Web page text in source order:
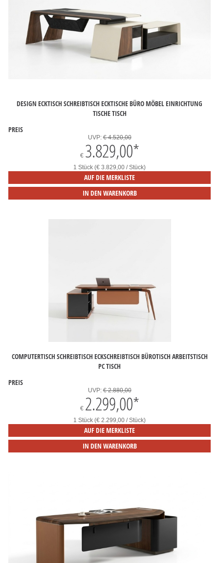
DESIGN ECKTISCH SCHREIBTISCH ECKTISCHE BÜRO MÖBEL EINRICHTUNG
TISCHE TISCH
PREIS
UVP:€ 4.520,00
€ 3.829,00*
1 Stück (€ 3.829,00 / Stück)
AUF DIE MERKLISTE
IN DEN WARENKORB
COMPUTERTISCH SCHREIBTISCH ECKSCHREIBTISCH BÜROTISCH ARBEITSTISCH
PC TISCH
PREIS
UVP:€ 2.880,00
€ 2.299,00*
1 Stück (€ 2.299,00 / Stück)
AUF DIE MERKLISTE
IN DEN WARENKORB